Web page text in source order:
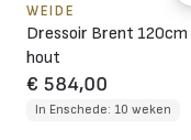
WEIDE
Dressoir Brent 120cm
hout
€ 584,00
In Enschede: 10 weken